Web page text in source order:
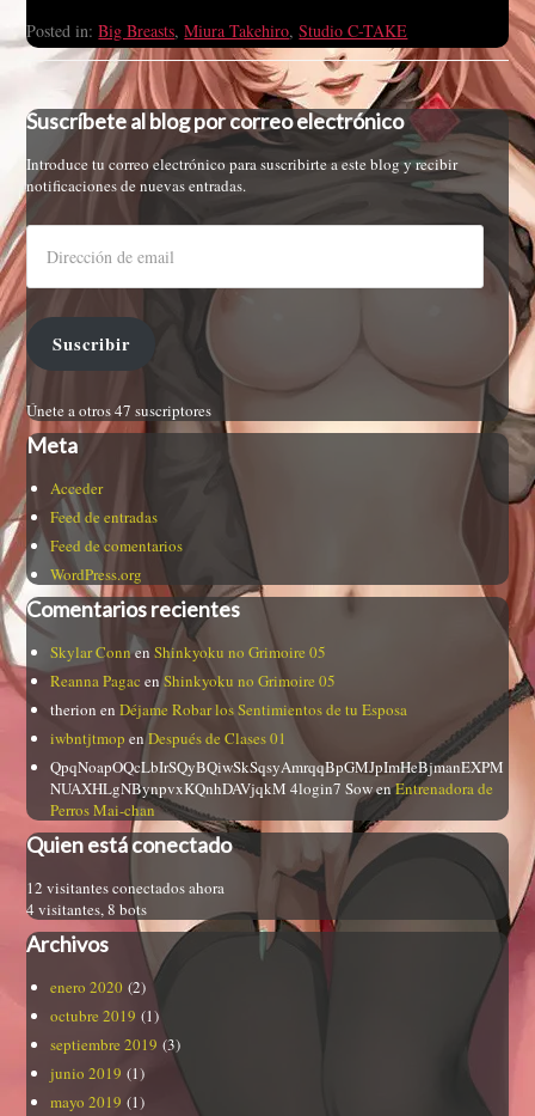
Posted in:Big Breasts,Miura Takehiro,Studio C-TAKE
Suscríbete al blog por correo electrónico
Introduce tu correo electrónico para suscribirte a este blog y recibir
notificaciones de nuevas entradas.
Suscribir
Únete a otros 47 suscriptores
Meta
Acceder
Feed de entradas
Feed de comentarios
WordPress.org
Comentarios recientes
Skylar ConnenShinkyoku no Grimoire 05
Reanna Pagac enShinkyoku no Grimoire 05
therion enDéjame Robar los Sentimientos de tu Esposa
iwbntjtmop enDespués de Clases 01
QpqNoapOQcLbIrSQyBQiwSkSqsyAmrqqBpGMJpImHeBjmanEXPM
NUAXHLgNBynpvxKQnhDAVjqkM 4login7 SowenEntrenadora de
Perros Mai-chan
Quien está conectado
12 visitantes conectados ahora
4 visitantes,8 bots
Archivos
enero 2020 (2)
octubre 2019 (1)
septiembre 2019 (3)
junio 2019 (1)
mayo 2019 (1)